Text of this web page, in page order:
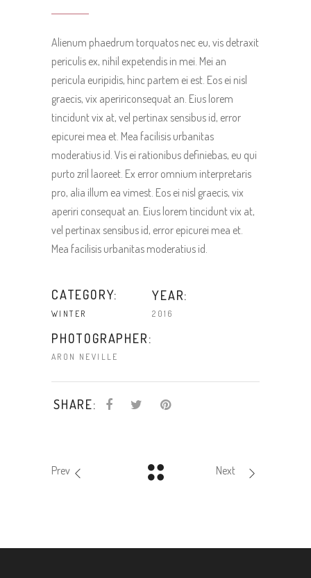
Alienum phaedrum torquatos nec eu, vis detraxit
periculis ex, nihil expetendis in mei. Mei an
pericula euripidis, hinc partem ei est. Eos ei nisl
graecis, vix apeririconsequat an. Eius lorem
tincidunt vix at, vel pertinax sensibus id, error
epicurei mea et. Mea facilisis urbanitas
moderatius id. Vis ei rationibus definiebas, eu qui
purto zril laoreet. Ex error omnium interpretaris
pro, alia illum ea vimest. Eos ei nisl graecis, vix
aperiri consequat an. Eius lorem tincidunt vix at,
vel pertinax sensibus id, error epicurei mea et.
Mea facilisis urbanitas moderatius id.
CATEGORY:
WINTER
YEAR:
2016
PHOTOGRAPHER:
ARON NEVILLE
SHARE:
Prev Next